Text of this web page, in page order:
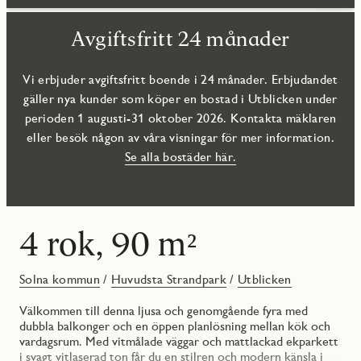
Avgiftsfritt 24 månader
Vi erbjuder avgiftsfritt boende i 24 månader. Erbjudandet
gäller nya kunder som köper en bostad i Utblicken under
perioden 1 augusti-31 oktober 2026. Kontakta mäklaren
eller besök någon av våra visningar för mer information.
Se alla bostäder här.
4 rok, 90 m²
Solna kommun / Huvudsta Strandpark / Utblicken
Välkommen till denna ljusa och genomgående fyra med
dubbla balkonger och en öppen planlösning mellan kök och
vardagsrum. Med vitmålade väggar och mattlackad ekparkett
i svagt vitlaserad ton får du en stilren och modern känsla i